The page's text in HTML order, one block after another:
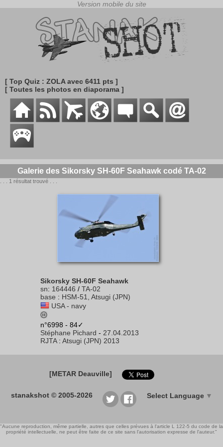
[ Top Quiz : ZOLA avec 6411 pts ]
[ Toutes les photos en diaporama ]
Galerie des Sikorsky SH-60F Seahawk codé TA-02
. . . 1 résultat trouvé . . .
Sikorsky SH-60F Seahawk
sn: 164446 / TA-02
base : HSM-51, Atsugi (JPN)
USA - navy
n°6998 - 84✓
Stéphane Pichard - 27.04.2013
RJTA: Atsugi (JPN) 2013
[METAR Deauville]
stanakshot © 2005-2026 Select Language ▼
"Aucune reproduction, même partielle, autres que celles prévues à l'article L 122-5 du code de la
propriété intellectuelle, ne peut être faite de ce site sans l'autorisation expresse de l'auteur."